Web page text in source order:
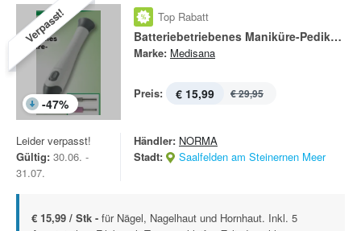
Verpasst!
-47%
Top Rabatt
Batteriebetriebenes Maniküre-Pediküre-Set MP 810
Marke: Medisana
Preis: € 15,99 € 29,95
Leider verpasst!
Gültig: 30.06. -
31.07.
Händler: NORMA
Stadt:
Saalfelden am Steinernen Meer
€ 15,99 / Stk - für Nägel, Nagelhaut und Hornhaut. Inkl. 5